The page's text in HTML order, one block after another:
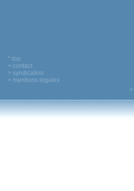
^ top
> contact
> syndication
> mentions legales
*